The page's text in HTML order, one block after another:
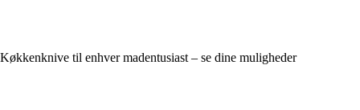
Køkkenknive til enhver madentusiast – se dine muligheder